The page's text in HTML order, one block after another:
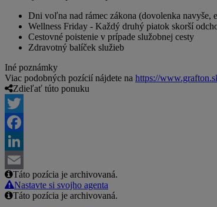
Dni voľna nad rámec zákona (dovolenka
Wellness Friday - Každý druhý piatok skorší
Cestovné poistenie v prípade služobnej cesty
Zdravotný balíček služieb
Iné poznámky
Viac podobných pozícií nájdete na https://
Zdieľať túto ponuku
Twitter
Facebook
LinkedIn
Email
Táto pozícia je archivovaná.
Nastavte si svojho agenta
Táto pozícia je archivovaná.